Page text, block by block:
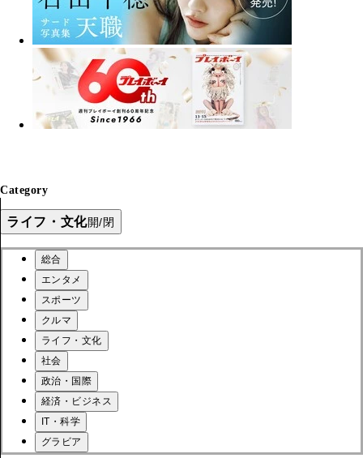
Category
ライフ・文化開/閉
総合
エンタメ
スポーツ
クルマ
ライフ・文化
社会
政治・国際
経済・ビジネス
IT・科学
グラビア